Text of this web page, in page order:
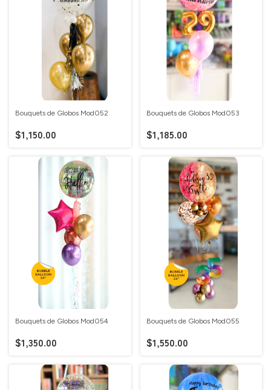
Bouquets de Globos Mod052
$1,150.00
Bouquets de Globos Mod053
$1,185.00
Bouquets de Globos Mod054
$1,350.00
Bouquets de Globos Mod055
$1,550.00